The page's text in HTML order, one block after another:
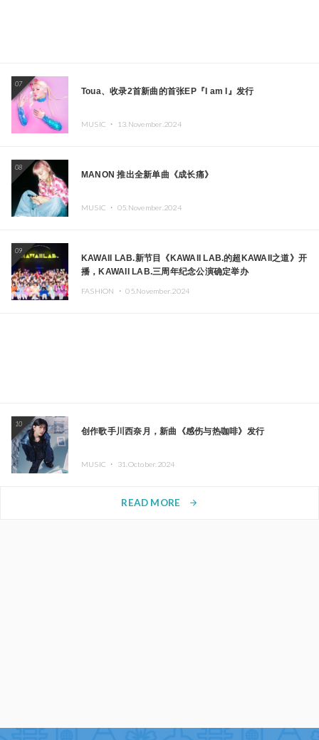
07
Toua、收录2首新曲的首张EP『I am I』发行
MUSIC ・ 13.November.2024
08
MANON 推出全新单曲《成长痛》
MUSIC ・ 05.November.2024
09
KAWAII LAB.新节目《KAWAII LAB.的超KAWAII之道》开
播，KAWAII LAB.三周年纪念公演确定举办
FASHION ・05.November.2024
10
创作歌手川西奈月，新曲《感伤与热咖啡》发行
MUSIC ・ 31.October.2024
READ MORE arrow_forward